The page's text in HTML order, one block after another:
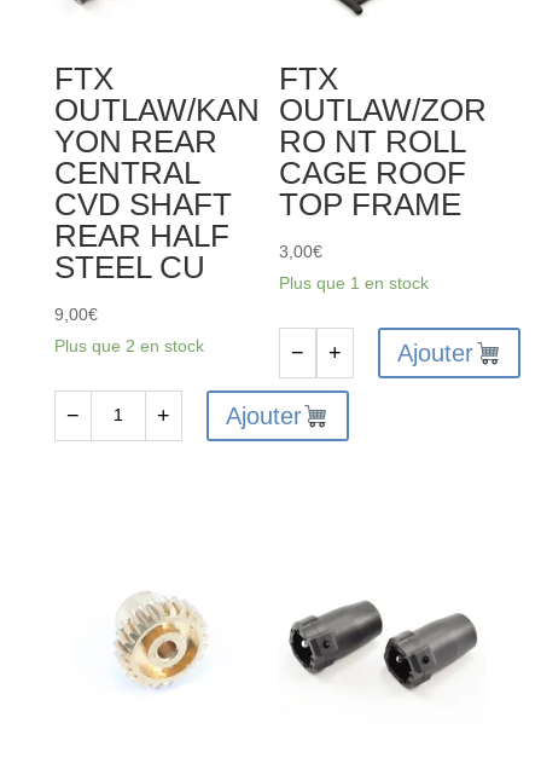
2.5*3
FTX
OUTLAW/KAN
YON REAR
CENTRAL
CVD SHAFT
REAR HALF
STEEL CU
9,00€
Plus que 2 en stock
− + Ajouter
FTX
OUTLAW/ZOR
RO NT ROLL
CAGE ROOF
TOP FRAME
3,00€
Plus que 1 en stock
de
FTX
TOP
FRAME
− + Ajouter